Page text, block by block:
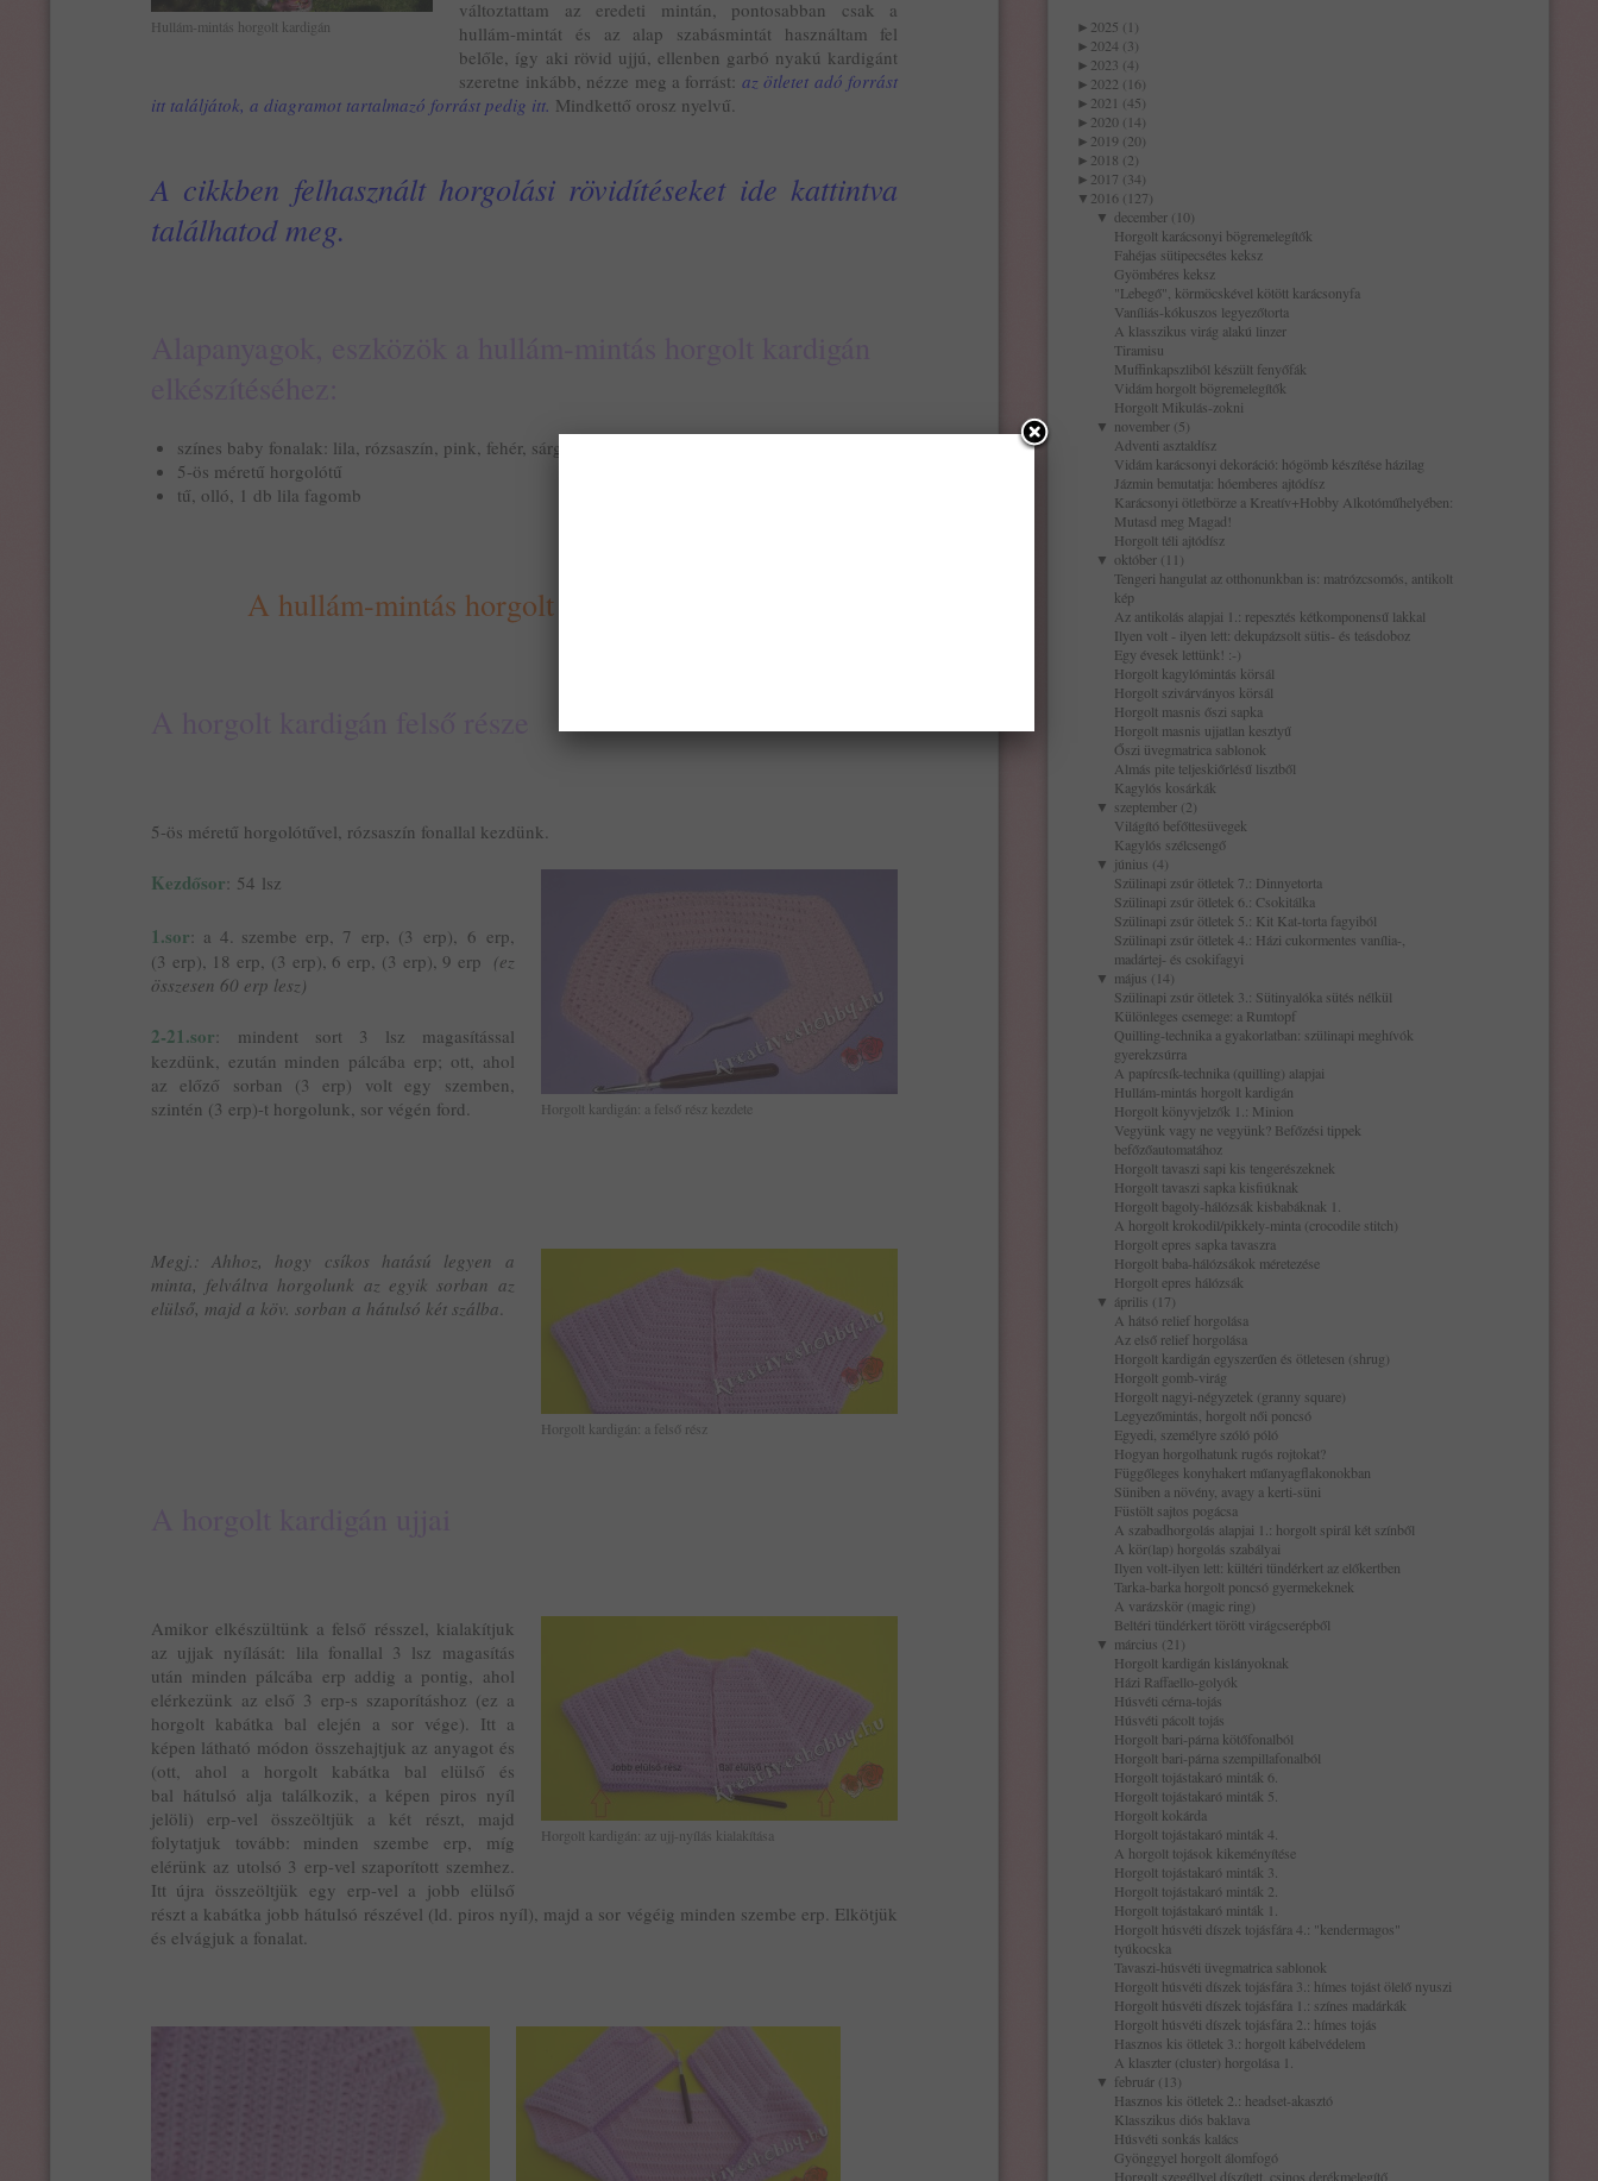
Hullám-mintás horgolt kardigán
változtattam az eredeti mintán, pontosabban csak a
hullám-mintát és az alap szabásmintát használtam fel
belőle, így aki rövid ujjú, ellenben garbó nyakú kardigánt
szeretne inkább, nézze meg a forrást: az ötletet adó forrást
itt találjátok, a diagramot tartalmazó forrást pedig itt. Mindkettő orosz nyelvű.
A cikkben felhasznált horgolási rövidítéseket ide kattintva
találhatod meg.
színes baby fonalak: lila, rózsaszín, pink, fehér, sárga, zöld és türkiz
5-ös méretű horgolótű
tű, olló, 1 db lila fagomb
A hullám-mintás horgolt kabátka elkészítése
5-ös méretű horgolótűvel, rózsaszín fonallal kezdünk.
Horgolt kardigán: a felső rész kezdete
Kezdősor: 54 lsz
1.sor: a 4. szembe erp, 7 erp, (3 erp), 6 erp,
(3 erp), 18 erp, (3 erp), 6 erp, (3 erp), 9 erp (ez
összesen 60 erp lesz)
2-21.sor: mindent sort 3 lsz magasítással
kezdünk, ezután minden pálcába erp; ott, ahol
az előző sorban (3 erp) volt egy szemben,
szintén (3 erp)-t horgolunk, sor végén ford.
Horgolt kardigán: a felső rész
Megj.: Ahhoz, hogy csíkos hatású legyen a
minta, felváltva horgolunk az egyik sorban az
elülső, majd a köv. sorban a hátulsó két szálba
Horgolt kardigán: az ujj-nyílás kialakítása
Amikor elkészültünk a felső résszel, kialakítjuk
az ujjak nyílását: lila fonallal 3 lsz magasítás
után minden pálcába erp addig a pontig, ahol
elérkezünk az első 3 erp-s szaporításhoz (ez a
horgolt kabátka bal elején a sor vége). Itt a
képen látható módon összehajtjuk az anyagot és
(ott, ahol a horgolt kabátka bal elülső és
bal hátulsó alja találkozik, a képen piros nyíl
jelöli) erp-vel összeöltjük a két részt, majd
folytatjuk tovább: minden szembe erp, míg
elérünk az utolsó 3 erp-vel szaporított szemhez.
Itt újra összeöltjük egy erp-vel a jobb elülső
részt a kabátka jobb hátulsó részével (ld. piros nyíl), majd a sor végéig minden szembe erp. Elkötjük
és elvágjuk a fonalat.
► 2025 (1)
► 2024 (3)
► 2023 (4)
► 2022 (16)
► 2021 (45)
► 2020 (14)
► 2019 (20)
► 2018 (2)
► 2017 (34)
▼ 2016 (127)
▼ december (10)
Horgolt karácsonyi bögremelegítők
Fahéjas sütipecsétes keksz
Gyömbéres keksz
"Lebegő", körmöcskével kötött karácsonyfa
Vaníliás-kókuszos legyezőtorta
A klasszikus virág alakú linzer
Tiramisu
Muffinkapszliból készült fenyőfák
Vidám horgolt bögremelegítők
Horgolt Mikulás-zokni
▼ november (5)
Adventi asztaldísz
Vidám karácsonyi dekoráció: hógömb készítése házilag
Jázmin bemutatja: hóemberes ajtódísz
Karácsonyi ötletbörze a Kreatív+Hobby Alkotóműhelyében:
Mutasd meg Magad!
Horgolt téli ajtódísz
▼ október (11)
Tengeri hangulat az otthonunkban is: matrózcsomós, antikolt
kép
Az antikolás alapjai 1.: repesztés kétkomponensű lakkal
Ilyen volt - ilyen lett: dekupázsolt sütis- és teásdoboz
Egy évesek lettünk! :-)
Horgolt kagylómintás körsál
Horgolt szivárványos körsál
Horgolt masnis őszi sapka
Horgolt masnis ujjatlan kesztyű
Őszi üvegmatrica sablonok
Almás pite teljeskiőrlésű lisztből
Kagylós kosárkák
▼ szeptember (2)
Világító befőttesüvegek
Kagylós szélcsengő
▼ június (4)
Szülinapi zsúr ötletek 7.: Dinnyetorta
Szülinapi zsúr ötletek 6.: Csokitálka
Szülinapi zsúr ötletek 5.: Kit Kat-torta fagyiból
Szülinapi zsúr ötletek 4.: Házi cukormentes vanília-,
madártej- és csokifagyi
▼ május (14)
Szülinapi zsúr ötletek 3.: Sütinyalóka sütés nélkül
Különleges csemege: a Rumtopf
Quilling-technika a gyakorlatban: szülinapi meghívók
gyerekzsúrra
A papírcsík-technika (quilling) alapjai
Hullám-mintás horgolt kardigán
Horgolt könyvjelzők 1.: Minion
Vegyünk vagy ne vegyünk? Befőzési tippek
befőzőautomatához
Horgolt tavaszi sapi kis tengerészeknek
Horgolt tavaszi sapka kisfiúknak
Horgolt bagoly-hálózsák kisbabáknak 1.
A horgolt krokodil/pikkely-minta (crocodile stitch)
Horgolt epres sapka tavaszra
Horgolt baba-hálózsákok méretezése
Horgolt epres hálózsák
▼ április (17)
A hátsó relief horgolása
Az első relief horgolása
Horgolt kardigán egyszerűen és ötletesen (shrug)
Horgolt gomb-virág
Horgolt nagyi-négyzetek (granny square)
Legyezőmintás, horgolt női poncsó
Egyedi, személyre szóló póló
Hogyan horgolhatunk rugós rojtokat?
Függőleges konyhakert műanyagflakonokban
Süniben a növény, avagy a kerti-süni
Füstölt sajtos pogácsa
A szabadhorgolás alapjai 1.: horgolt spirál két színből
A kör(lap) horgolás szabályai
Ilyen volt-ilyen lett: kültéri tündérkert az előkertben
Tarka-barka horgolt poncsó gyermekeknek
A varázskör (magic ring)
Beltéri tündérkert törött virágcserépből
▼ március (21)
Horgolt kardigán kislányoknak
Házi Raffaello-golyók
Húsvéti cérna-tojás
Húsvéti pácolt tojás
Horgolt bari-párna kötőfonalból
Horgolt bari-párna szempillafonalból
Horgolt tojástakaró minták 6.
Horgolt tojástakaró minták 5.
Horgolt kokárda
Horgolt tojástakaró minták 4.
A horgolt tojások kikeményítése
Horgolt tojástakaró minták 3.
Horgolt tojástakaró minták 2.
Horgolt tojástakaró minták 1.
Horgolt húsvéti díszek tojásfára 4.: "kendermagos"
tyúkocska
Tavaszi-húsvéti üvegmatrica sablonok
Horgolt húsvéti díszek tojásfára 3.: hímes tojást ölelő nyuszi
Horgolt húsvéti díszek tojásfára 1.: színes madárkák
Horgolt húsvéti díszek tojásfára 2.: hímes tojás
Hasznos kis ötletek 3.: horgolt kábelvédelem
A klaszter (cluster) horgolása 1.
▼ február (13)
Hasznos kis ötletek 2.: headset-akasztó
Klasszikus diós baklava
Húsvéti sonkás kalács
Gyönggyel horgolt álomfogó
Horgolt szegéllyel díszített, csinos derékmelegítő